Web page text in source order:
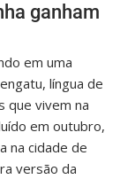
ganham
em uma
língua de
que vivem na
em outubro,
na cidade de
versão da